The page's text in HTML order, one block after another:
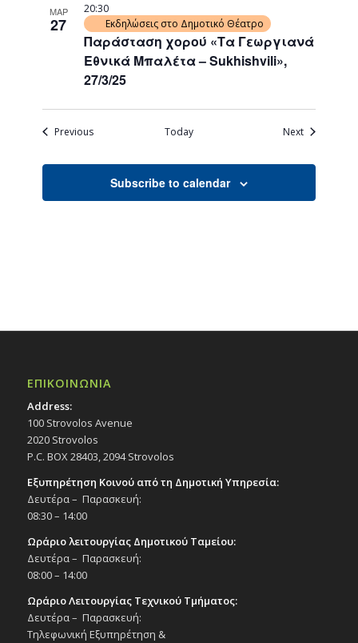
ΜΑΡ
27
Παράσταση χορού «Τα Γεωργιανά
Εθνικά Μπαλέτα – Sukhishvili»,
27/3/25
20:30
Εκδηλώσεις στο Δημοτικό Θέατρο
PreviousEvents Today NextEvents
Subscribe to calendar
ΕΠΙΚΟΙΝΩΝΙΑ
Address:
100 Strovolos Avenue
2020 Strovolos
P.C. BOX 28403, 2094 Strovolos
Εξυπηρέτηση Κοινού από τη Δημοτική Υπηρεσία:
Δευτέρα – Παρασκευή:
08:30 – 14:00
Ωράριο λειτουργίας Δημοτικού Ταμείου:
Δευτέρα – Παρασκευή:
08:00 – 14:00
Ωράριο Λειτουργίας Τεχνικού Τμήματος:
Δευτέρα – Παρασκευή:
Τηλεφωνική Εξυπηρέτηση &